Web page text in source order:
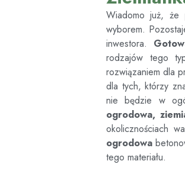
Wiadomo już, że
wyborem.
inwestora.
rodzajów tego
rozwiązaniem dla
dla tych, którzy
nie będzie w
ogrodowa,
okolicznościach
ogrodowa
tego materiału.